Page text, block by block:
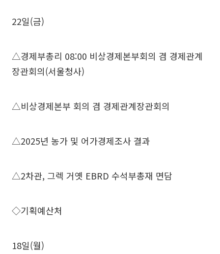
22일(금)
△경제부총리 08:00 비상경제본부회의 겸 경제관계
장관회의(서울청사)
△비상경제본부 회의 겸 경제관계장관회의
△2025년 농가 및 어가경제조사 결과
△2차관, 그렉 거옛 EBRD 수석부총재 면담
◇기획예산처
18일(월)